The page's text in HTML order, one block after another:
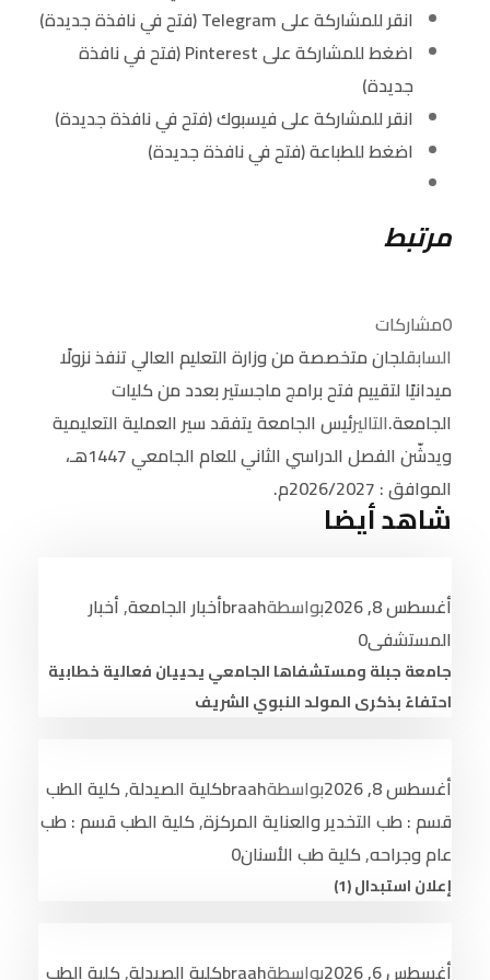
انقر للمشاركة على Telegram (فتح في نافذة جديدة)
اضغط للمشاركة على Pinterest (فتح في نافذة
جديدة)
انقر للمشاركة على فيسبوك (فتح في نافذة جديدة)
اضغط للطباعة (فتح في نافذة جديدة)
مرتبط
0مشاركات
السابقلجان متخصصة من وزارة التعليم العالي تنفذ نزولًا
ميدانيًا لتقييم فتح برامج ماجستير بعدد من كليات
الجامعة.التاليرئيس الجامعة يتفقد سير العملية التعليمية
ويدشّن الفصل الدراسي الثاني للعام الجامعي 1447هـ،
الموافق : 2026/2027م.
شاهد أيضا
أغسطس 8, 2026 بواسطةbraahأخبار الجامعة,أخبار
المستشفى0
جامعة جبلة ومستشفاها الجامعي يحييان فعالية خطابية
احتفاءً بذكرى المولد النبوي الشريف
أغسطس 8, 2026 بواسطةbraahكلية الصيدلة,كلية الطب
قسم : طب التخدير والعناية المركزة,كلية الطب قسم : طب
عام وجراحه,كلية طب الأسنان0
إعلان استبدال (1)
أغسطس 6, 2026 بواسطةbraahكلية الصيدلة,كلية الطب